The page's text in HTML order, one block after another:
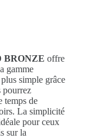
BRONZE offre
gamme
simple grâce
pourrez
temps de
La simplicité
pour ceux
sur la